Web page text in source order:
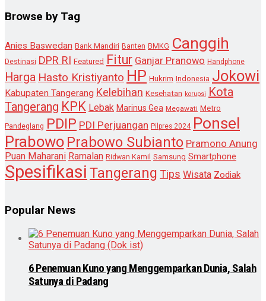
Browse by Tag
Anies Baswedan Bank Mandiri Banten BMKG Canggih
Destinasi DPR RI Featured Fitur Ganjar Pranowo Handphone
Harga Hasto Kristiyanto HP Hukrim Indonesia Jokowi
Kabupaten Tangerang Kelebihan Kesehatan korupsi Kota
Tangerang KPK Lebak Marinus Gea Megawati Metro
Pandeglang PDIP PDI Perjuangan Pilpres 2024 Ponsel
Prabowo Prabowo Subianto Pramono Anung
Puan Maharani Ramalan Ridwan Kamil Samsung Smartphone
Spesifikasi Tangerang Tips Wisata Zodiak
Popular News
6 Penemuan Kuno yang Menggemparkan Dunia, Salah
Satunya di Padang